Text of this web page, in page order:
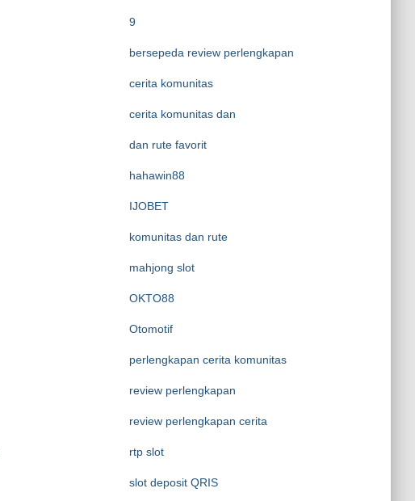
9
bersepeda review perlengkapan
cerita komunitas
cerita komunitas dan
dan rute favorit
hahawin88
IJOBET
komunitas dan rute
mahjong slot
OKTO88
Otomotif
perlengkapan cerita komunitas
review perlengkapan
review perlengkapan cerita
rtp slot
slot deposit QRIS